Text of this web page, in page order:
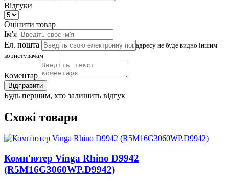
Відгуки
Оцінити товар
Ім'я
Ел. пошта
адресу не буде видно іншим
користувачам
Коментар
Відправити
Будь першим, хто залишить відгук
Схожі товари
Комп'ютер Vinga Rhino D9942
(R5M16G3060WP.D9942)